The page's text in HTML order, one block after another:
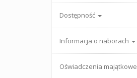
Dostępność
Informacja o naborach
Oświadczenia majątkowe